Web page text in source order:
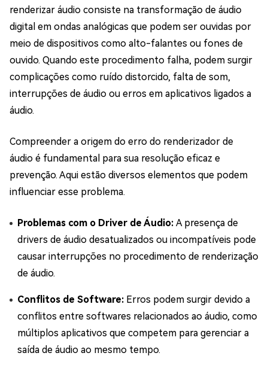
renderizar áudio consiste na transformação de áudio
digital em ondas analógicas que podem ser ouvidas por
meio de dispositivos como alto-falantes ou fones de
ouvido. Quando este procedimento falha, podem surgir
complicações como ruído distorcido, falta de som,
interrupções de áudio ou erros em aplicativos ligados a
áudio.
Compreender a origem do erro do renderizador de
áudio é fundamental para sua resolução eficaz e
prevenção. Aqui estão diversos elementos que podem
influenciar esse problema.
Problemas com o Driver de Áudio: A presença de
drivers de áudio desatualizados ou incompatíveis pode
causar interrupções no procedimento de renderização
de áudio.
Conflitos de Software: Erros podem surgir devido a
conflitos entre softwares relacionados ao áudio, como
múltiplos aplicativos que competem para gerenciar a
saída de áudio ao mesmo tempo.